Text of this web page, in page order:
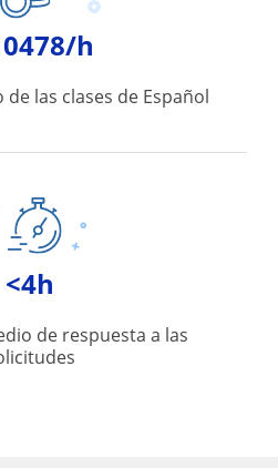
h
las clases de Español
<4h
de respuesta a las